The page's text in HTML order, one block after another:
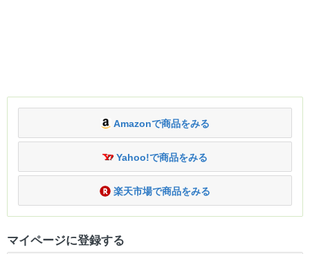
Amazonで商品をみる
Yahoo!で商品をみる
楽天市場で商品をみる
マイページに登録する